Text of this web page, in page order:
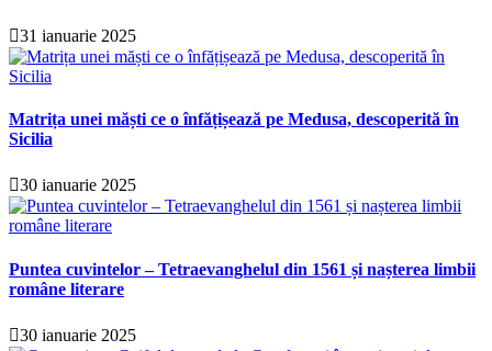
31 ianuarie 2025
Matrița unei măști ce o înfățișează pe Medusa, descoperită în
Sicilia
30 ianuarie 2025
Puntea cuvintelor – Tetraevanghelul din 1561 și nașterea limbii
române literare
30 ianuarie 2025